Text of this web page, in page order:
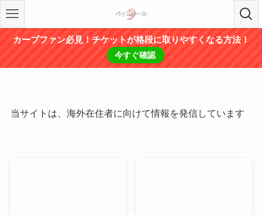
カープファン必見！チケットが格段に取りやすくなる方法！
今すぐ確認
当サイトは、海外在住者に向けて情報を発信しています